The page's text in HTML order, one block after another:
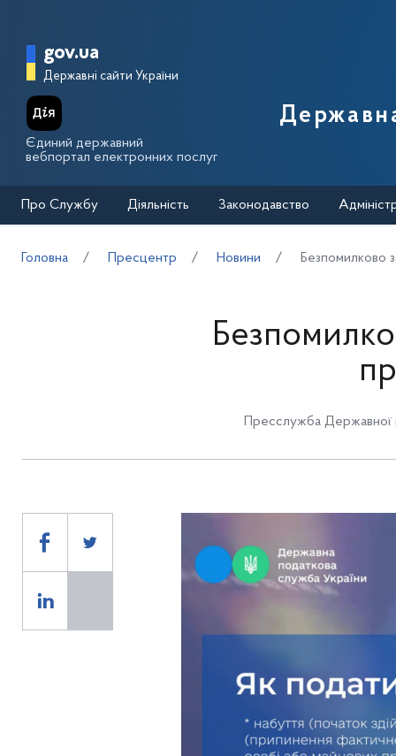
Головна сторінка Державної
gov.ua
Державні сайти України
Єдиний державний
вебпортал електронних послуг
Про Службу Діяльність Законодавство
Головна Пресцентр Новини Безпомилково
Пресслужба Державної